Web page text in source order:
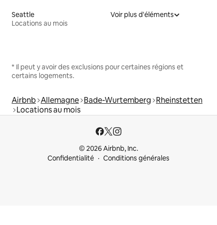
Seattle
Locations au mois
Voir plus d'éléments
* Il peut y avoir des exclusions pour certaines régions et
certains logements.
Airbnb Allemagne Bade-Wurtemberg Rheinstetten
Locations au mois
© 2026 Airbnb, Inc.
Confidentialité
Conditions générales